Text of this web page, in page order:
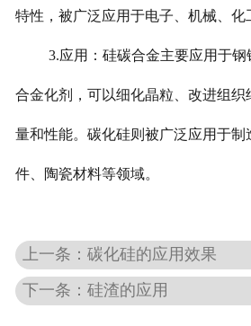
特性，被广泛应用于电子、机械、化
3.应用：硅碳合金主要应用于
合金化剂，可以细化晶粒、改进组织
量和性能。碳化硅则被广泛应用于制
件、陶瓷材料等领域。
上一条：碳化硅的应用效果
下一条：硅渣的应用